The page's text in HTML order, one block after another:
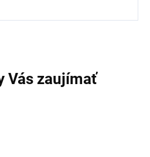
Vás zaujímať